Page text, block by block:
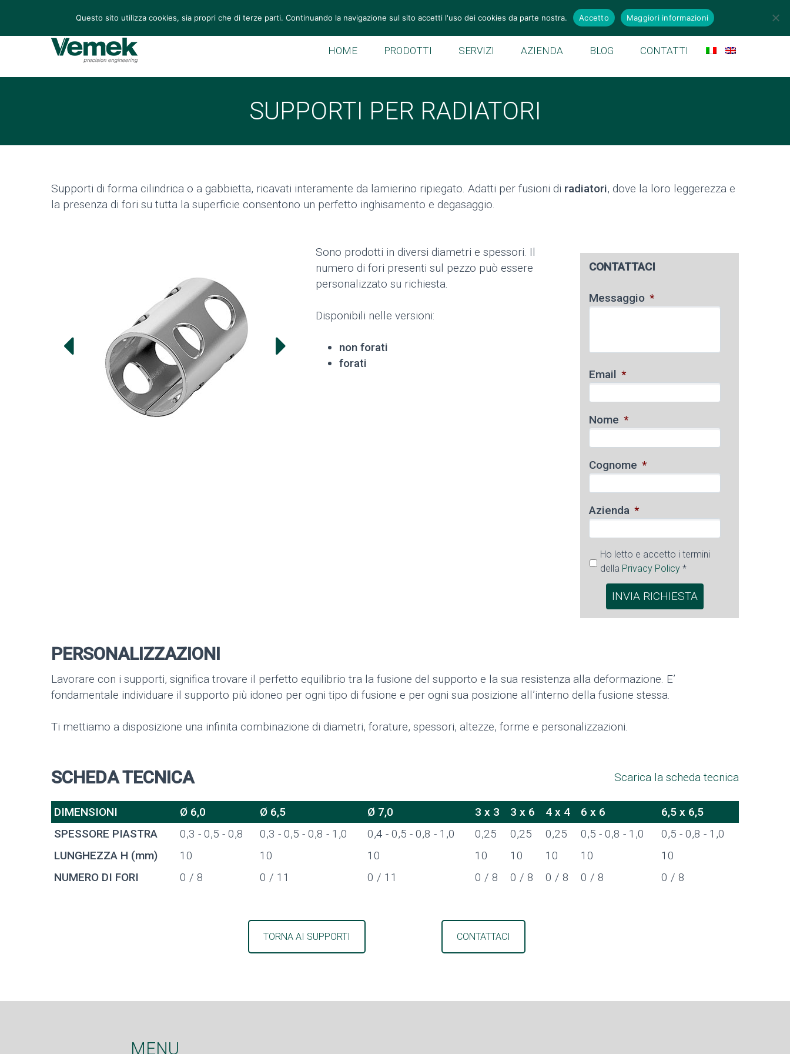
HOME PRODOTTI SERVIZI AZIENDA BLOG CONTATTI
SUPPORTI PER RADIATORI
Supporti di forma cilindrica o a gabbietta, ricavati interamente da lamierino ripiegato. Adatti per fusioni di radiatori, dove la loro leggerezza e
la presenza di fori su tutta la superficie consentono un perfetto inghisamento e degasaggio.
Sono prodotti in diversi diametri e spessori. Il
numero di fori presenti sul pezzo può essere
personalizzato su richiesta.
Disponibili nelle versioni:
non forati
forati
CONTATTACI
Messaggio *
Email *
Nome *
Cognome *
Azienda *
Ho letto e accetto i termini
della Privacy Policy *
PERSONALIZZAZIONI
Lavorare con i supporti, significa trovare il perfetto equilibrio tra la fusione del supporto e la sua resistenza alla deformazione. E’
fondamentale individuare il supporto più idoneo per ogni tipo di fusione e per ogni sua posizione all’interno della fusione stessa.
Ti mettiamo a disposizione una infinita combinazione di diametri, forature, spessori, altezze, forme e personalizzazioni.
SCHEDA TECNICA Scarica la scheda tecnica
DIMENSIONI Ø 6,0 Ø 6,5 Ø 7,0 3 x 3 3 x 6 4 x 4 6 x 6
6,5 x 6,5
SPESSORE PIASTRA
0,3 - 0,5 - 0,8 0,3 - 0,5 - 0,8 - 1,0 0,4 - 0,5 - 0,8 - 1,0 0,25 0,25 0,25 0,5 - 0,8 - 1,0
0,5 - 0,8 - 1,0
LUNGHEZZA H (mm)
10 10 10 10 10 10 10
10
NUMERO DI FORI
0 / 8 0 / 11 0 / 11 0 / 8 0 / 8 0 / 8 0 / 8 0 / 8
TORNA AI SUPPORTI CONTATTACI
MENU
Questo sito utilizza cookies, sia propri che di terze parti. Continuando la navigazione sul sito accetti l'uso dei cookies da parte nostra. Accetto Maggiori informazioni